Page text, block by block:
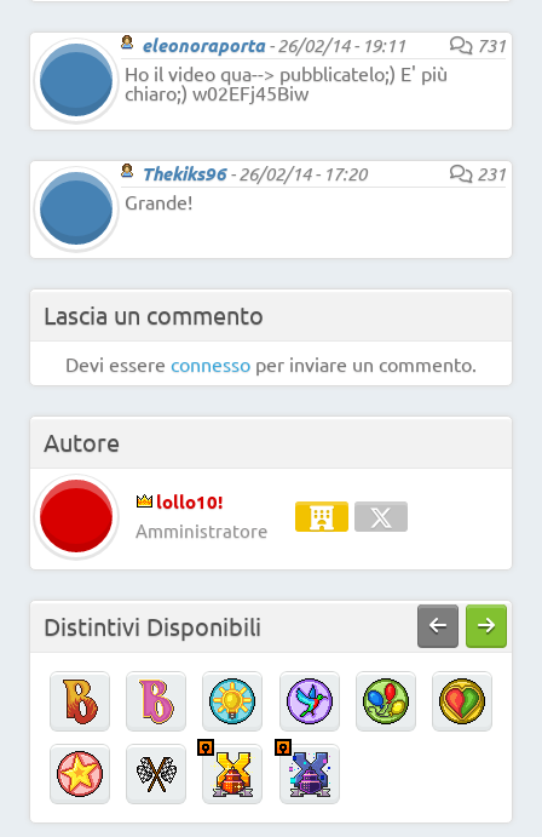
eleonoraporta-26/02/14 - 19:11
731
Ho il video qua--> pubblicatelo;) E' più
chiaro;) w02EFj45Biw
Thekiks96-26/02/14 - 17:20
231
Grande!
Lascia un commento
Devi essere connesso per inviare un commento.
Autore
lollo10!
Amministratore
Distintivi Disponibili